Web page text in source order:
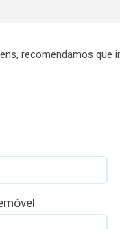
recomendamos que